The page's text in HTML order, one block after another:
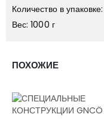
Количество в
Вес: 1000 г
ПОХОЖИЕ